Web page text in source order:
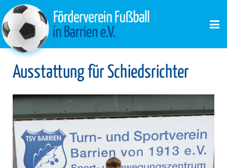
Ausstattung für Schiedsrichter